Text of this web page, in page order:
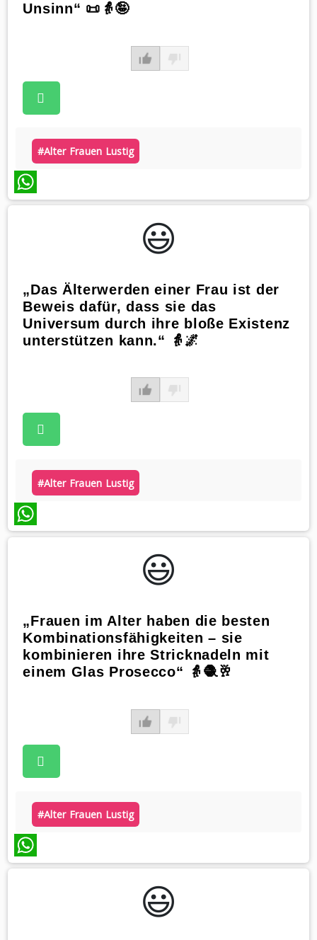
Unsinn“ 📜👵🤪
#alter Frauen Lustig
WhatsApp
😃️
„Das Älterwerden einer Frau ist der
Beweis dafür, dass sie das
Universum durch ihre bloße Existenz
unterstützen kann.“ 👵🌌
#alter Frauen Lustig
WhatsApp
😃️
„Frauen im Alter haben die besten
Kombinationsfähigkeiten – sie
kombinieren ihre Stricknadeln mit
einem Glas Prosecco“ 👵🧶🥂
#alter Frauen Lustig
WhatsApp
😃️